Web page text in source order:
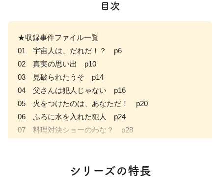
目次
★収録事件ファイル一覧
01 宇宙人は、だれだ！？ p6
02 真実の思い出 p10
03 見破られたうそ p14
04 父さんは犯人じゃない p16
05 火をつけたのは、あなただ！ p20
06 ふろに水を入れた犯人 p24
07 料理対決ショーのわな？ p28
10 かぎは見えなかった？ p38
シリーズの特長